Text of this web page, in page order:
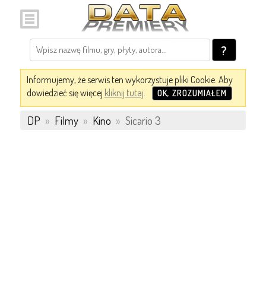
?
Informujemy, że serwis ten wykorzystuje pliki Cookie. Aby
dowiedzieć się więcej kliknij tutaj. OK, ZROZUMIAŁEM
DP » Filmy » Kino » Sicario 3